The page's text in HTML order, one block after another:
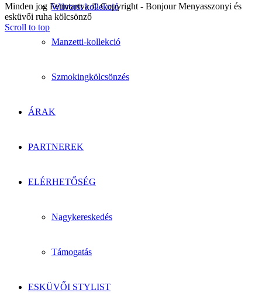
Wilvorst kollekció
Manzetti-kollekció
Szmokingkölcsönzés
ÁRAK
PARTNEREK
ELÉRHETŐSÉG
Nagykereskedés
Támogatás
ESKÜVŐI STYLIST
Minden jog Fenntartva © Copyright - Bonjour Menyasszonyi és
esküvői ruha kölcsönző
Scroll to top